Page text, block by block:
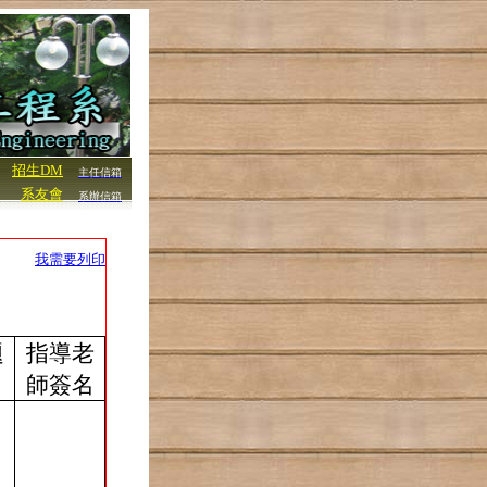
招生DM 主任信箱
系友會 系辦信箱
我需要列印
指導老
師簽名